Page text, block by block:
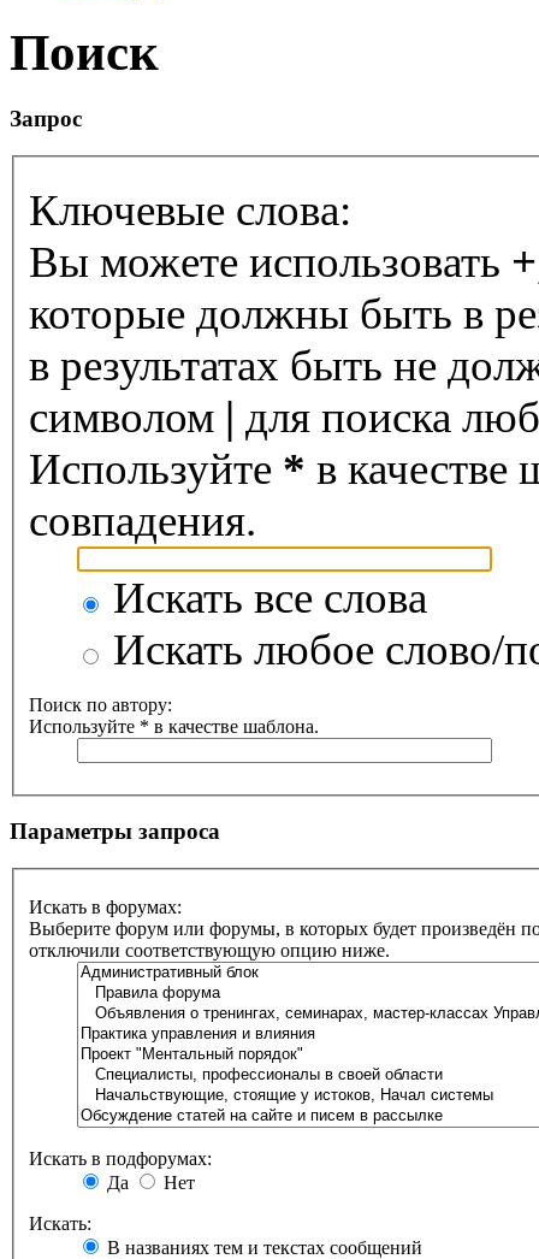
Поиск
Запрос
Ключевые слова:
Вы можете использовать +
которые должны быть в
в результатах быть не
символом | для поиска
Используйте * в качестве
совпадения.
Искать все слова
Искать любое слово/
Поиск по автору:
Используйте * в качестве шаблона.
Параметры запроса
Искать в форумах:
Выберите форум или форумы, в которых будет произведён
отключили соответствующую опцию ниже.
Искать в подфорумах:
Да
Нет
Искать:
В названиях тем и текстах сообщений